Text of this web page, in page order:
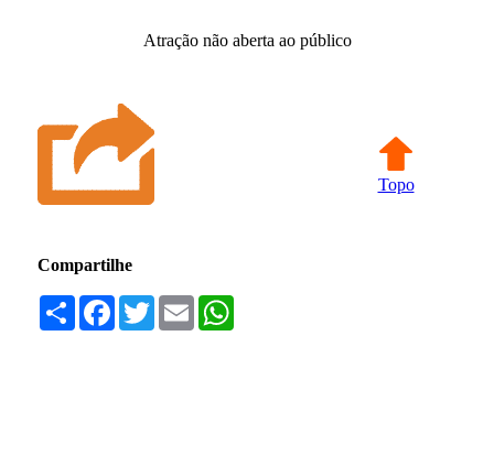
Atração não aberta ao público
Topo
Compartilhe
Compartilhar
Facebook
TwitterEmail